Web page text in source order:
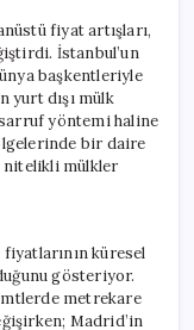
fiyat artışları,
İstanbul’un
başkentleriyle
yurt dışı mülk
yöntemi haline
bir daire
nitelikli mülkler
küresel
gösteriyor.
metrekare
Madrid’in